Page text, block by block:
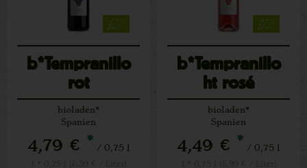
b*Tempranillo
rot
bioladen*
Spanien
4,79 € * / 0,75 l
b*Tempranillo
ht rosé
bioladen*
Spanien
4,49 € * / 0,75 l